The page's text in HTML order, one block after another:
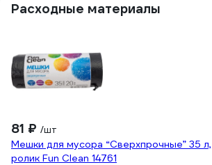
Расходные материалы
81 ₽ /шт
Мешки для мусора “Сверхпрочные” 35
ролик Fun Clean 14761